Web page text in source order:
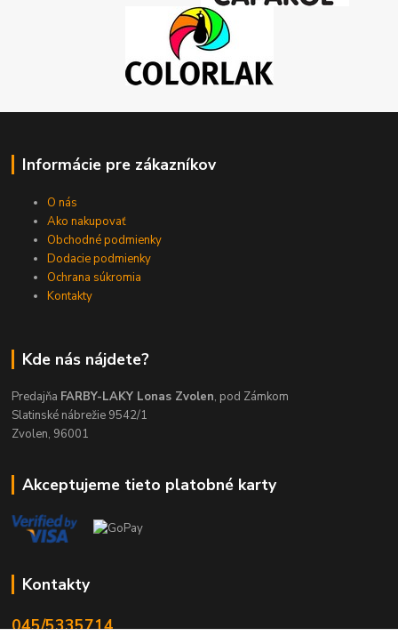
Informácie pre zákazníkov
O nás
Ako nakupovať
Obchodné podmienky
Dodacie podmienky
Ochrana súkromia
Kontakty
Kde nás nájdete?
Predajňa FARBY-LAKY Lonas Zvolen, pod Zámkom
Slatinské nábrežie 9542/1
Zvolen, 96001
Akceptujeme tieto platobné karty
Kontakty
045/5335714